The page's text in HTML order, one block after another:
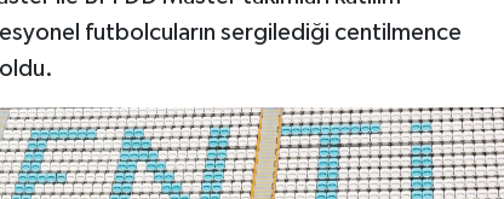
futbolcuların sergilediği centilmence